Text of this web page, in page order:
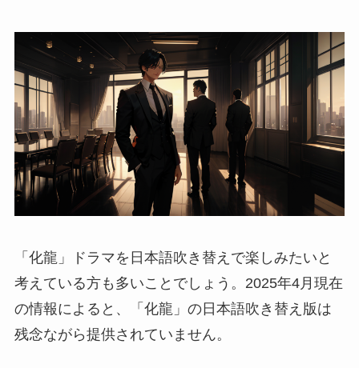
「化龍」ドラマを日本語吹き替えで楽しみたいと
考えている方も多いことでしょう。2025年4月現在
の情報によると、「化龍」の日本語吹き替え版は
残念ながら提供されていません。